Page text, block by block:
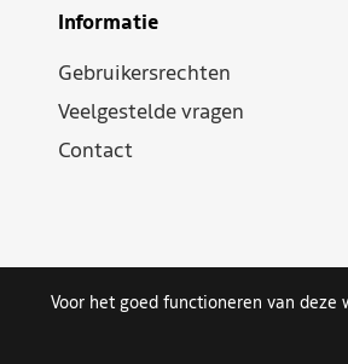
Informatie
Gebruikersrechten
Veelgestelde vragen
Contact
Voor het goed functioneren van